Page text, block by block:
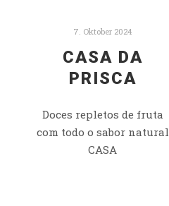
7. Oktober 2024
CASA DA
PRISCA
Doces repletos de fruta
com todo o sabor natural
CASA